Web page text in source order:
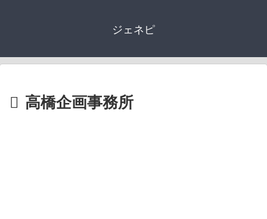
ジェネピ
高橋企画事務所